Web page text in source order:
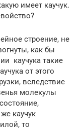
имеет каучук.
строение, не
как бы
каучука такие
от этого
вследствие
молекулы
каучук
то